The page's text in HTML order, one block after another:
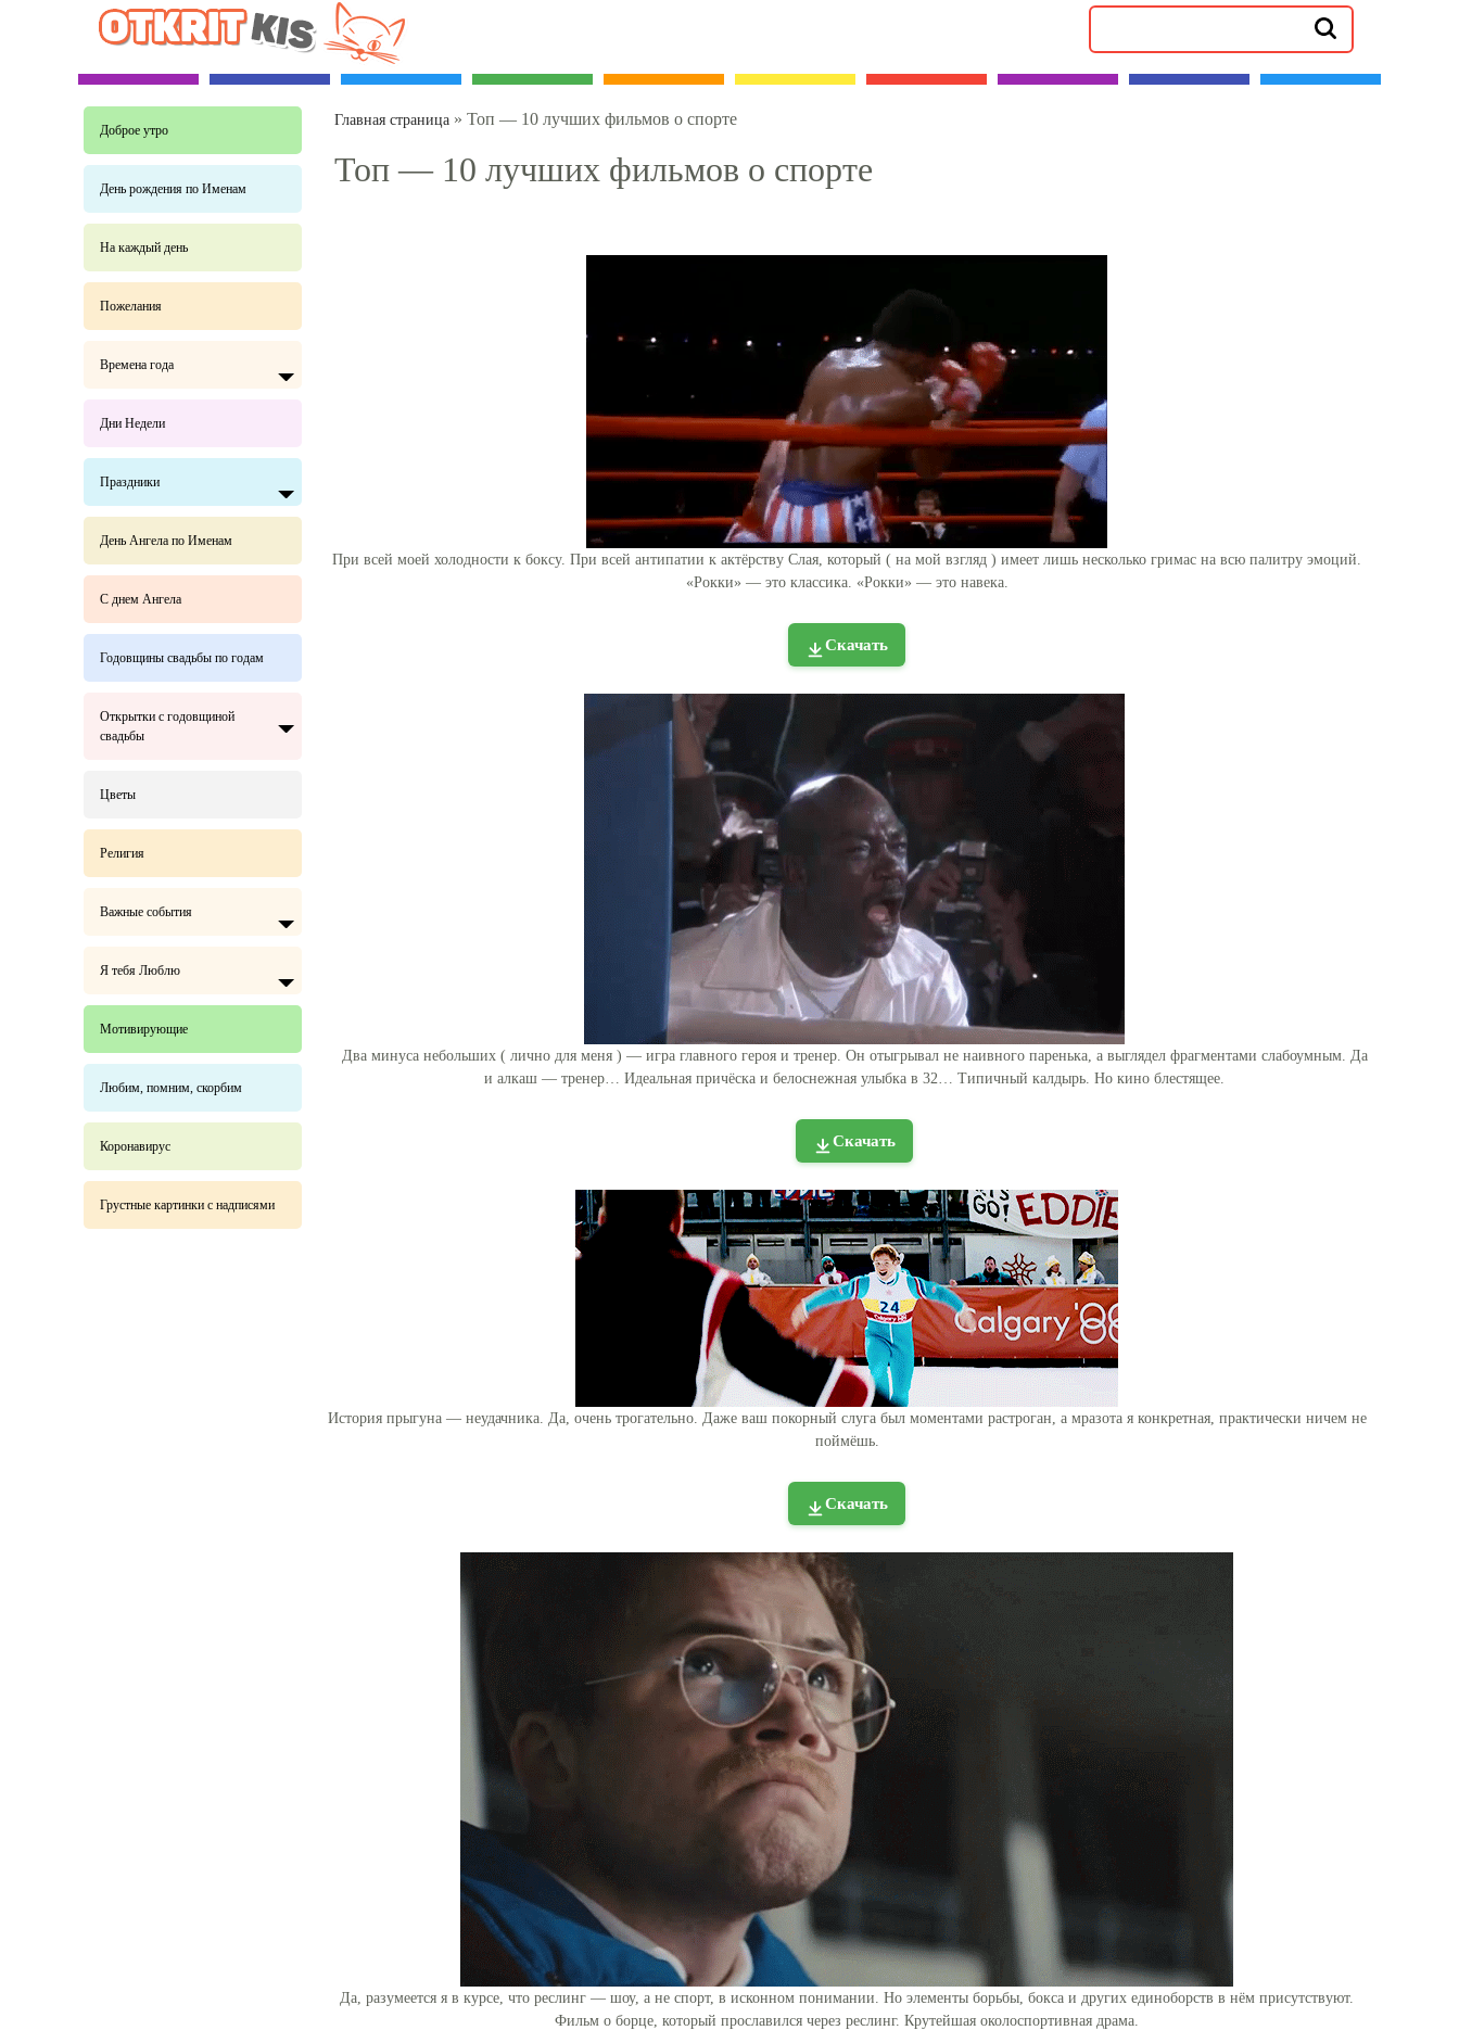
Доброе утро
День рождения по Именам
На каждый день
Пожелания
Времена года
Дни Недели
Праздники
День Ангела по Именам
С днем Ангела
Годовщины свадьбы по годам
Открытки с годовщиной
свадьбы
Цветы
Религия
Важные события
Я тебя Люблю
Мотивирующие
Любим, помним, скорбим
Коронавирус
Грустные картинки с надписями
Главная страница » Топ — 10 лучших фильмов о спорте
Топ — 10 лучших фильмов о спорте
При всей моей холодности к боксу. При всей антипатии к актёрству Слая, который ( на мой взгляд ) имеет лишь несколько гримас на всю палитру эмоций.
«Рокки» — это классика. «Рокки» — это навека.
Скачать
Два минуса небольших ( лично для меня ) — игра главного героя и тренер. Он отыгрывал не наивного паренька, а выглядел фрагментами слабоумным. Да
и алкаш — тренер… Идеальная причёска и белоснежная улыбка в 32… Типичный калдырь. Но кино блестящее.
Скачать
История прыгуна — неудачника. Да, очень трогательно. Даже ваш покорный слуга был моментами растроган, а мразота я конкретная, практически ничем не
поймёшь.
Скачать
Да, разумеется я в курсе, что реслинг — шоу, а не спорт, в исконном понимании. Но элементы борьбы, бокса и других единоборств в нём присутствуют.
Фильм о борце, который прославился через реслинг. Крутейшая околоспортивная драма.